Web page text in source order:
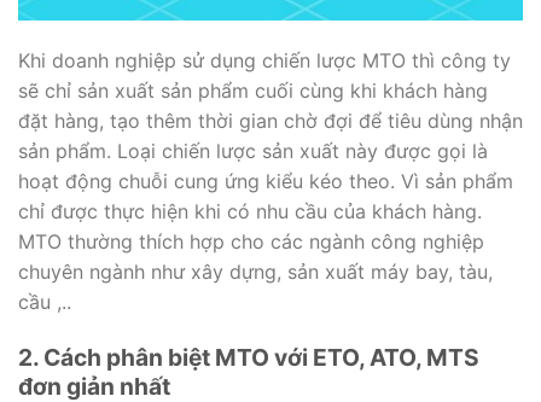
Khi doanh nghiệp sử dụng chiến lược MTO thì công ty
sẽ chỉ sản xuất sản phẩm cuối cùng khi khách hàng
đặt hàng, tạo thêm thời gian chờ đợi để tiêu dùng nhận
sản phẩm. Loại chiến lược sản xuất này được gọi là
hoạt động chuỗi cung ứng kiểu kéo theo. Vì sản phẩm
chỉ được thực hiện khi có nhu cầu của khách hàng.
MTO thường thích hợp cho các ngành công nghiệp
chuyên ngành như xây dựng, sản xuất máy bay, tàu,
cầu ,..
2. Cách phân biệt MTO với ETO, ATO, MTS
đơn giản nhất